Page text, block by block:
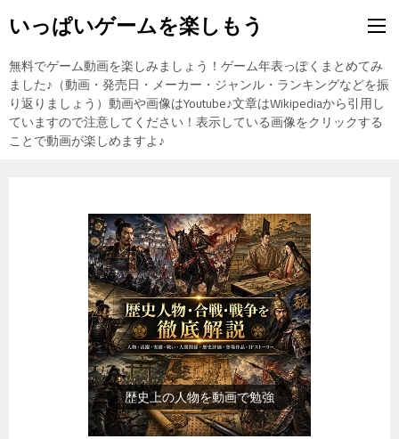
いっぱいゲームを楽しもう
無料でゲーム動画を楽しみましょう！ゲーム年表っぽくまとめてみ
ました♪（動画・発売日・メーカー・ジャンル・ランキングなどを振
り返りましょう）動画や画像はYoutube♪文章はWikipediaから引用し
ていますので注意してください！表示している画像をクリックする
ことで動画が楽しめますよ♪
『食品』（楽天市場）